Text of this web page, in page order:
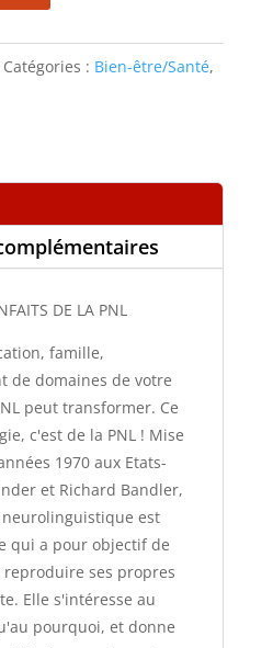
Catégories : Bien-être/Santé,
DE LA PNL
famille,
de domaines de votre
peut transformer. Ce
c'est de la PNL ! Mise
1970 aux Etats-
et Richard Bandler,
est
qui a pour objectif de
ses propres
Elle s'intéresse au
pourquoi, et donne